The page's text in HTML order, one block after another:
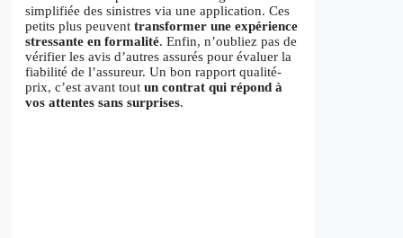
simplifiée des sinistres via une application. Ces
petits plus peuvent transformer une expérience
stressante en formalité. Enfin, n’oubliez pas de
vérifier les avis d’autres assurés pour évaluer la
fiabilité de l’assureur. Un bon rapport qualité-
prix, c’est avant tout un contrat qui répond à
vos attentes sans surprises.